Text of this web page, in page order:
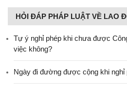
HỎI ĐÁP PHÁP LUẬT VỀ LAO
Tự ý nghỉ phép khi chưa được
việc không?
Ngày đi đường được cộng khi nghỉ